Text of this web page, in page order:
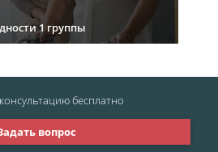
1 группы
вопрос
бесплатно